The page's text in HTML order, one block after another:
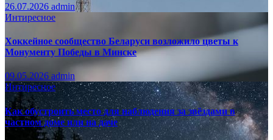
26.07.2026 admin
Интиресное
Хоккейное сообщество Беларуси возложило цветы к
Монументу Победы в Минске
09.05.2026 admin
Интиресное
Как обустроить место для наблюдения за звёздами в
частном доме или на даче